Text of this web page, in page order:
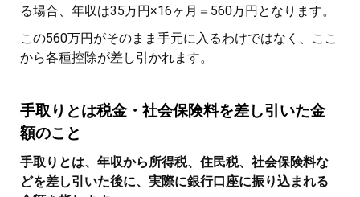
る場合、年収は35万円×16ヶ月＝560万円となります。
この560万円がそのまま手元に入るわけではなく、ここ
から各種控除が差し引かれます。
手取りとは税金・社会保険料を差し引いた金
額のこと
手取りとは、年収から所得税、住民税、社会保険料な
どを差し引いた後に、実際に銀行口座に振り込まれる